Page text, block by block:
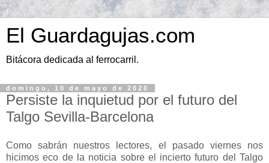
El Guardagujas.com
Bitácora dedicada al ferrocarril.
domingo, 10 de mayo de 2020
Persiste la inquietud por el futuro del
Talgo Sevilla-Barcelona
Como sabrán nuestros lectores, el pasado viernes nos
hicimos eco de la noticia sobre el incierto futuro del Talgo